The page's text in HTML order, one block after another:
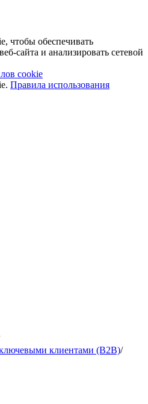
чтобы обеспечивать
сайта и анализировать сетевой
cookie
Правила использования
клиентами (B2B)/